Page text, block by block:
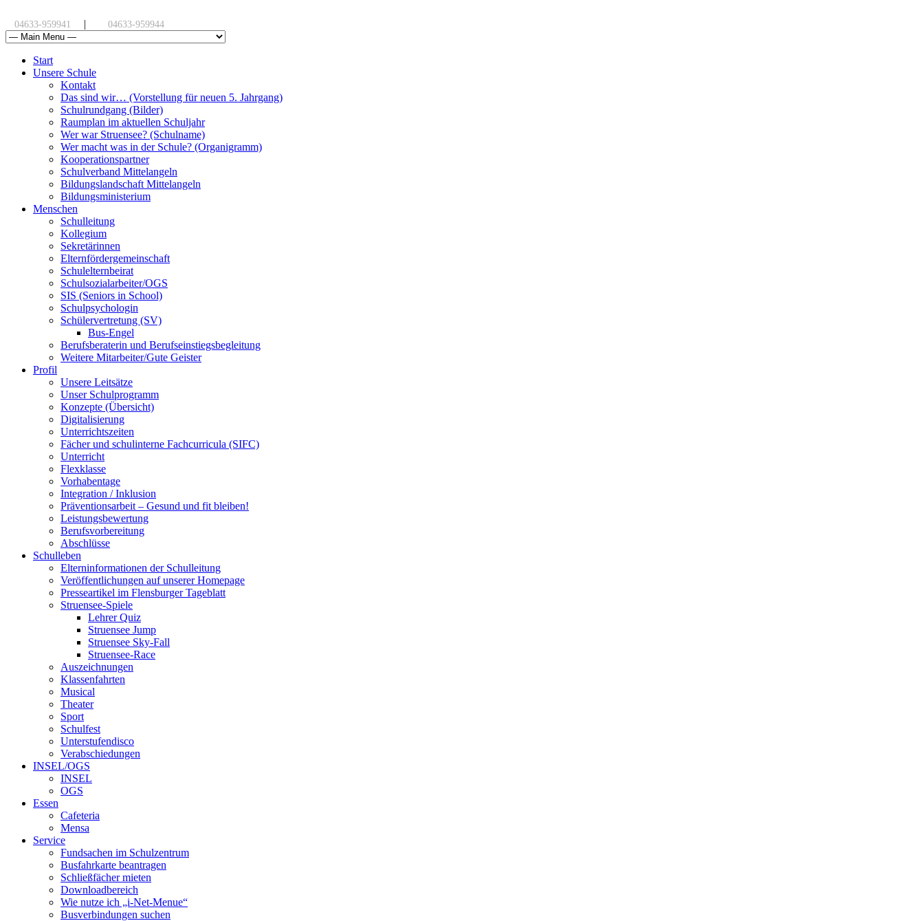
04633-959941 | 04633-959944
Start
Unsere Schule
Kontakt
Das sind wir… (Vorstellung für neuen 5. Jahrgang)
Schulrundgang (Bilder)
Raumplan im aktuellen Schuljahr
Wer war Struensee? (Schulname)
Wer macht was in der Schule? (Organigramm)
Kooperationspartner
Schulverband Mittelangeln
Bildungslandschaft Mittelangeln
Bildungsministerium
Menschen
Schulleitung
Kollegium
Sekretärinnen
Elternfördergemeinschaft
Schulelternbeirat
Schulsozialarbeiter/OGS
SIS (Seniors in School)
Schulpsychologin
Schülervertretung (SV)
Bus-Engel
Berufsberaterin und Berufseinstiegsbegleitung
Weitere Mitarbeiter/Gute Geister
Profil
Unsere Leitsätze
Unser Schulprogramm
Konzepte (Übersicht)
Digitalisierung
Unterrichtszeiten
Fächer und schulinterne Fachcurricula (SIFC)
Unterricht
Flexklasse
Vorhabentage
Integration / Inklusion
Präventionsarbeit – Gesund und fit bleiben!
Leistungsbewertung
Berufsvorbereitung
Abschlüsse
Schulleben
Elterninformationen der Schulleitung
Veröffentlichungen auf unserer Homepage
Presseartikel im Flensburger Tageblatt
Struensee-Spiele
Lehrer Quiz
Struensee Jump
Struensee Sky-Fall
Struensee-Race
Auszeichnungen
Klassenfahrten
Musical
Theater
Sport
Schulfest
Unterstufendisco
Verabschiedungen
INSEL/OGS
INSEL
OGS
Essen
Cafeteria
Mensa
Service
Fundsachen im Schulzentrum
Busfahrkarte beantragen
Schließfächer mieten
Downloadbereich
Wie nutze ich „i-Net-Menue“
Busverbindungen suchen